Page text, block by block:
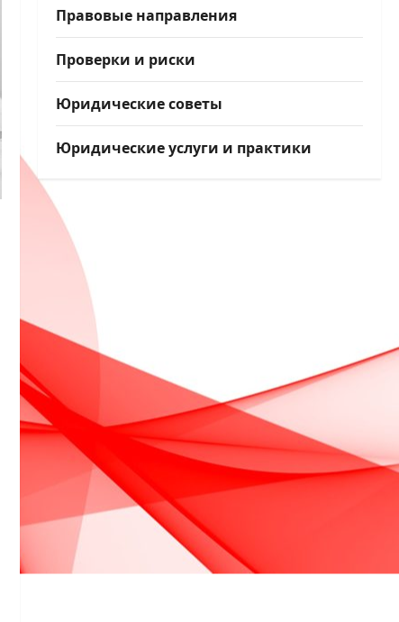
Правовые направления
Проверки и риски
Юридические советы
Юридические услуги и практики